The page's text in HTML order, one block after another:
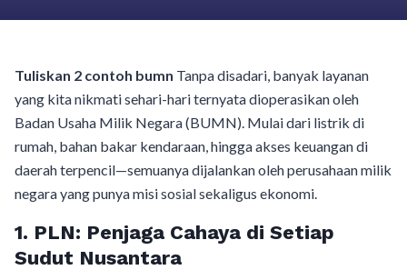
Tuliskan 2 contoh bumn Tanpa disadari, banyak layanan
yang kita nikmati sehari-hari ternyata dioperasikan oleh
Badan Usaha Milik Negara (BUMN). Mulai dari listrik di
rumah, bahan bakar kendaraan, hingga akses keuangan di
daerah terpencil—semuanya dijalankan oleh perusahaan milik
negara yang punya misi sosial sekaligus ekonomi.
1. PLN: Penjaga Cahaya di Setiap
Sudut Nusantara